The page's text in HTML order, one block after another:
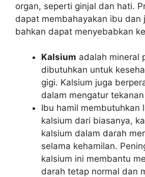
organ, seperti ginjal dan hati.
dapat membahayakan ibu dan
bahkan dapat menyebabkan
Kalsium adalah mineral
dibutuhkan untuk
gigi. Kalsium juga
dalam mengatur
Ibu hamil membutuhkan
kalsium dari biasanya,
kalsium dalam darah
selama kehamilan.
kalsium ini membantu
darah tetap normal dan